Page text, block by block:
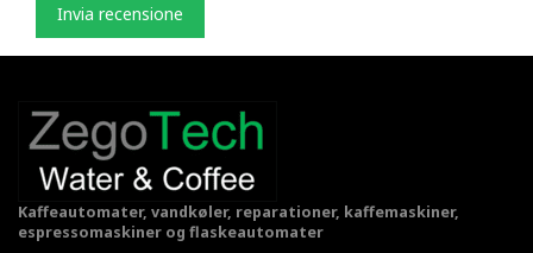
Invia recensione
Kaffeautomater, vandkøler, reparationer, kaffemaskiner,
espressomaskiner og flaskeautomater